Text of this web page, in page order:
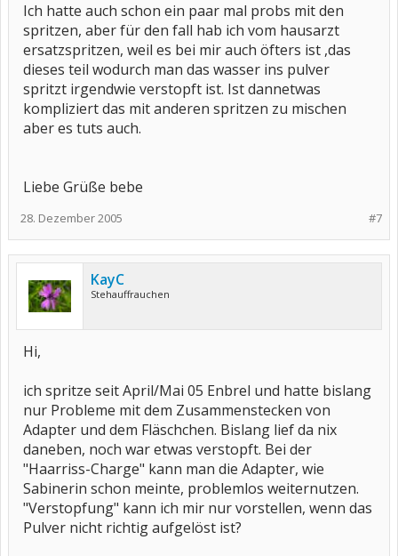
Ich hatte auch schon ein paar mal probs mit den
spritzen, aber für den fall hab ich vom hausarzt
ersatzspritzen, weil es bei mir auch öfters ist ,das
dieses teil wodurch man das wasser ins pulver
spritzt irgendwie verstopft ist. Ist dannetwas
kompliziert das mit anderen spritzen zu mischen
aber es tuts auch.
Liebe Grüße bebe
#7
28. Dezember 2005
KayC
Stehauffrauchen
Hi,
ich spritze seit April/Mai 05 Enbrel und hatte bislang
nur Probleme mit dem Zusammenstecken von
Adapter und dem Fläschchen. Bislang lief da nix
daneben, noch war etwas verstopft. Bei der
"Haarriss-Charge" kann man die Adapter, wie
Sabinerin schon meinte, problemlos weiternutzen.
"Verstopfung" kann ich mir nur vorstellen, wenn das
Pulver nicht richtig aufgelöst ist?